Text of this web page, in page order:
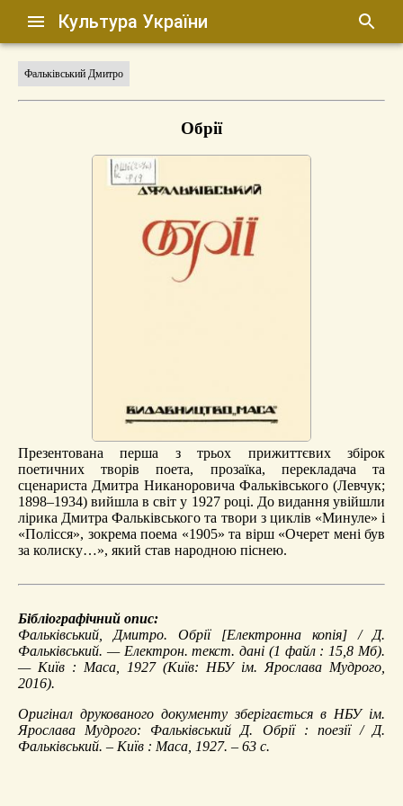
Культура України
Фальківський Дмитро
Обрії
Презентована перша з трьох прижиттєвих збірок
поетичних творів поета, прозаїка, перекладача та
сценариста Дмитра Никаноровича Фальківського (Левчук;
1898–1934) вийшла в світ у 1927 році. До видання увійшли
лірика Дмитра Фальківського та твори з циклів «Минуле» і
«Полісся», зокрема поема «1905» та вірш «Очерет мені був
за колиску…», який став народною піснею.
Бібліографічний опис:
Фальківський, Дмитро. Обрії[Електронна копія] / Д.
Фальківський. — Електрон. текст. дані (1 файл : 15,8 Мб).
— Київ : Маса, 1927 (Київ: НБУ ім. Ярослава Мудрого,
2016).
Оригінал друкованого документу зберігається в НБУ ім.
Ярослава Мудрого: Фальківський Д. Обрії : поезії / Д.
Фальківський. – Київ : Маса, 1927. – 63 с.